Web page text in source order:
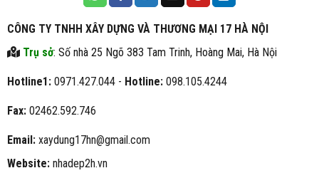
CÔNG TY TNHH XÂY DỰNG VÀ THƯƠNG MẠI 17 HÀ NỘI
Trụ sở: Số nhà 25 Ngõ 383 Tam Trinh, Hoàng Mai, Hà Nội
Hotline1:0971.427.044 - Hotline:098.105.4244
Fax:02462.592.746
Email:xaydung17hn@gmail.com
Website:nhadep2h.vn